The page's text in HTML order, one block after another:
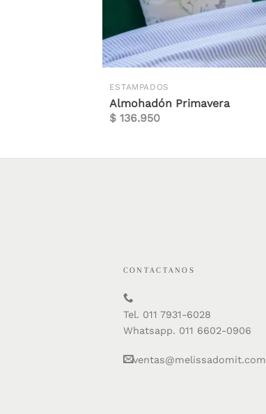
ESTAMPADOS
Almohadón Primavera
$136.950
CONTACTANOS
Tel. 011 7931-6028
Whatsapp. 011 6602-0906
ventas@melissadomit.com